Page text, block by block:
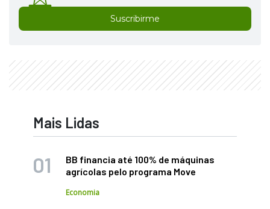
Suscribirme
Mais Lidas
BB financia até 100% de máquinas
agrícolas pelo programa Move
Economia